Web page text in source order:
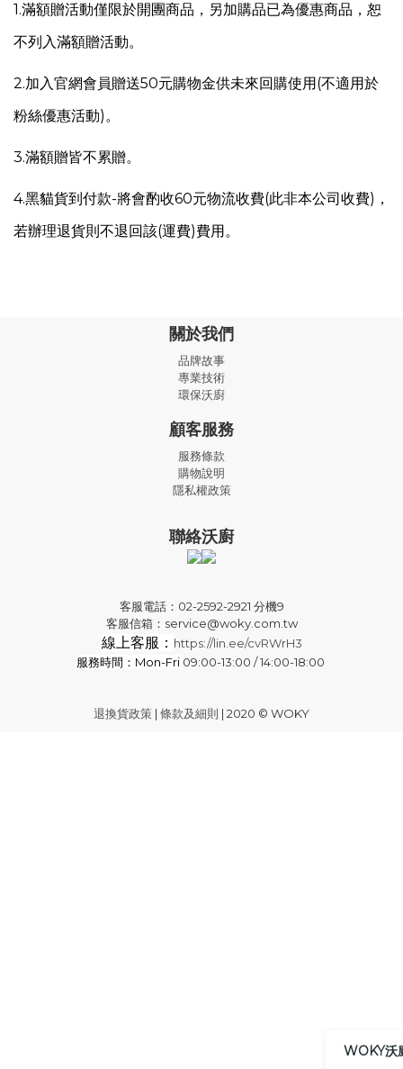
1.滿額贈活動僅限於開團商品，另加購品已為優惠商品，恕
不列入滿額贈活動。
2.加入官網會員贈送50元購物金供未來回購使用(不適用於
粉絲優惠活動)。
3.滿額贈皆不累贈。
4.黑貓貨到付款-將會酌收60元物流收費(此非本公司收費)，
若辦理退貨則不退回該(運費)費用。
關於我們
品牌故事
專業技術
環保沃廚
顧客服務
服務條款
購物說明
隱私權政策
聯絡沃廚
客服電話：02-2592-2921 分機9
客服信箱：service@woky.com.tw
線上客服： https://lin.ee/cvRWrH3
服務時間：Mon-Fri 09:00-13:00 / 14:00-18:00
退換貨政策 | 條款及細則 | 2020 © WOKY
WOKY沃